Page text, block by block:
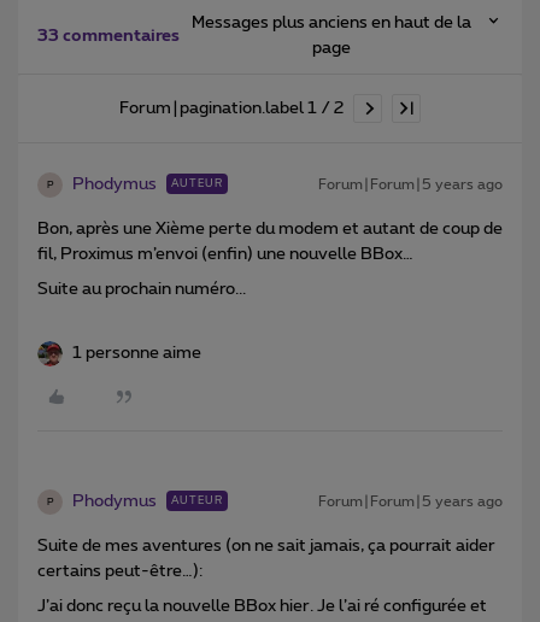
33 commentaires
Messages plus anciens en haut de la
page
Forum|pagination.label 1 / 2
P Phodymus AUTEUR Forum|Forum|5 years ago
Bon, après une Xième perte du modem et autant de coup de
fil, Proximus m’envoi (enfin) une nouvelle BBox…
Suite au prochain numéro...
1 personne aime
P Phodymus AUTEUR Forum|Forum|5 years ago
Suite de mes aventures (on ne sait jamais, ça pourrait aider
certains peut-être…):
J’ai donc reçu la nouvelle BBox hier. Je l’ai ré configurée et